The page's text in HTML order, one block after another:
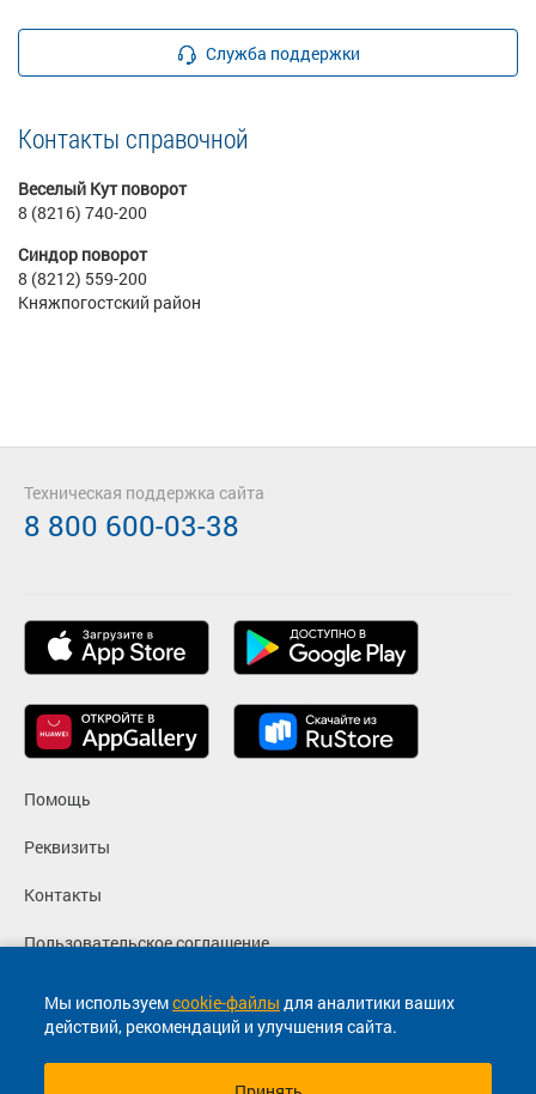
Служба поддержки
Контакты справочной
Веселый Кут поворот
8 (8216) 740-200
Синдор поворот
8 (8212) 559-200
Княжпогостский район
Мы используемcookie-файлы для аналитики ваших
действий, рекомендаций и улучшения сайта.
Помощь
Реквизиты
Контакты
Пользовательское соглашение
Политика конфиденциальности
Согласие на маркетинговые сообщения
Техническая поддержка сайта
8 800 600-03-38